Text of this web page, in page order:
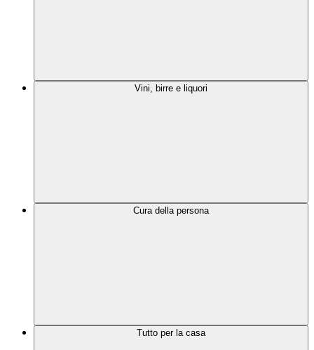
Vini, birre e liquori
Cura della persona
Tutto per la casa